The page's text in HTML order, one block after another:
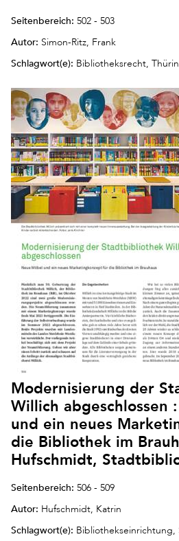
Seitenbereich: 502 - 503
Autor: Simon-Ritz, Frank
Schlagwort(e): Bibliotheksrecht,
Modernisierung der
Willich abgeschlossen
und ein neues
die Bibliothek im
Hufschmidt,
Seitenbereich: 506 - 509
Autor: Hufschmidt, Katrin
Schlagwort(e):